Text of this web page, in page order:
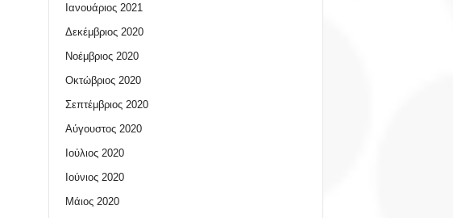
Ιανουάριος 2021
Δεκέμβριος 2020
Νοέμβριος 2020
Οκτώβριος 2020
Σεπτέμβριος 2020
Αύγουστος 2020
Ιούλιος 2020
Ιούνιος 2020
Μάιος 2020